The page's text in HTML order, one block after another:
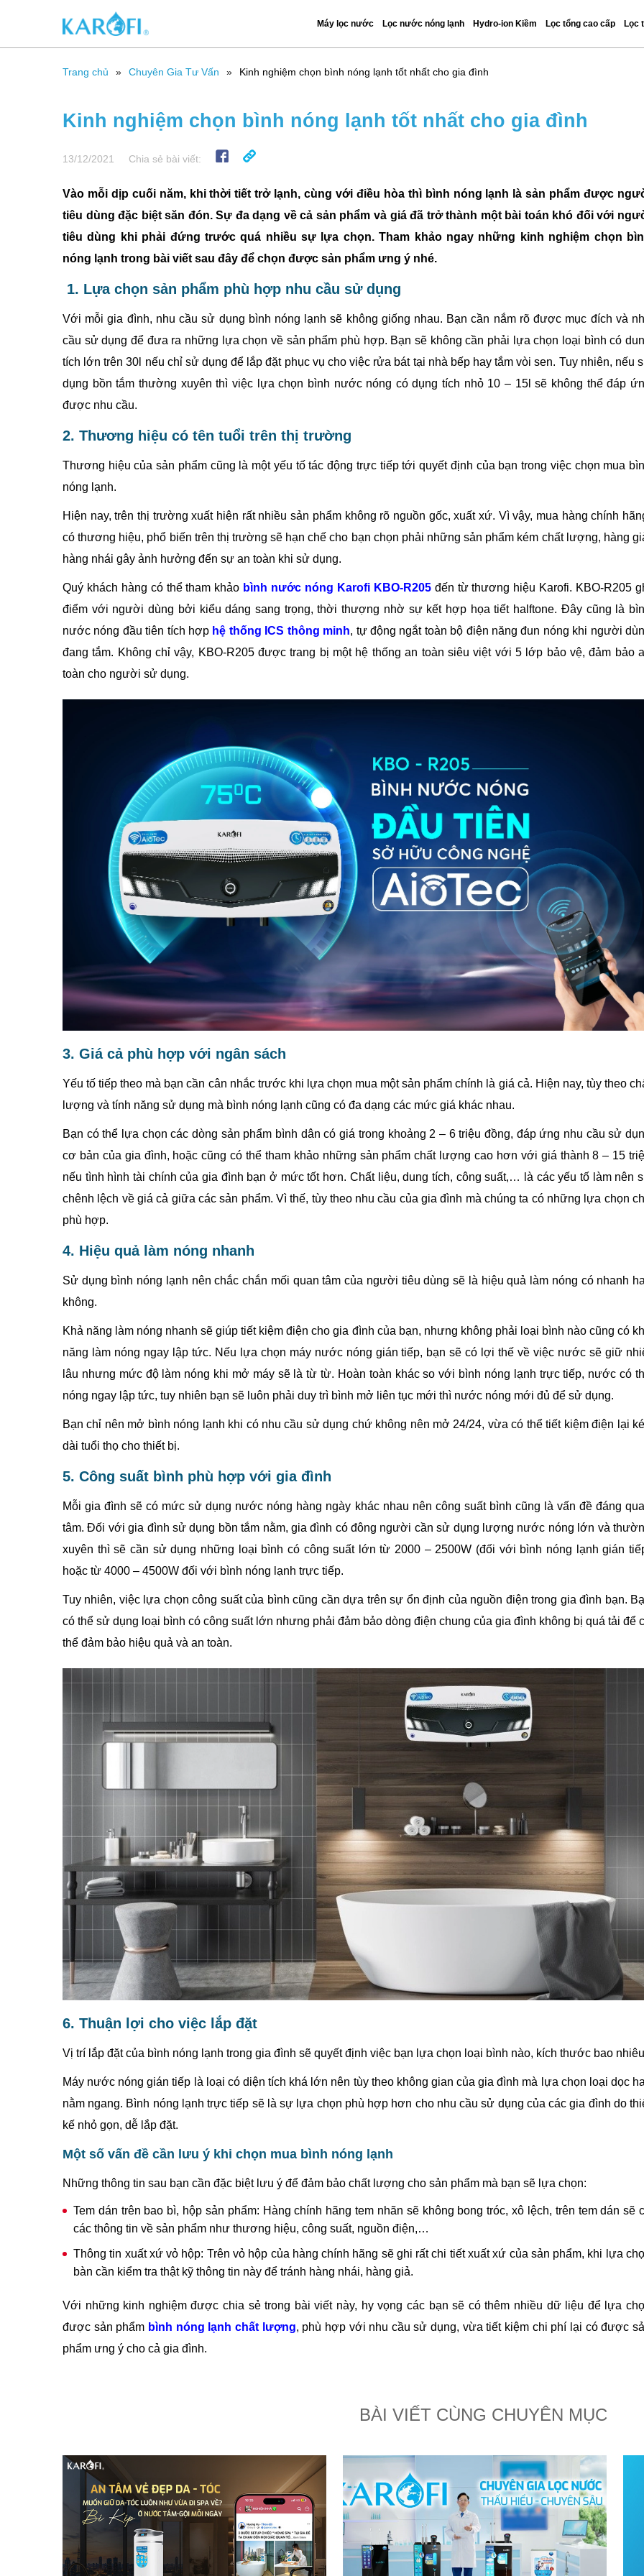
Máy lọc nước Lọc nước nóng lạnh Hydro-ion Kiềm Lọc tổng cao cấp Lọc
Trang chủ Chuyên Gia Tư Vấn Kinh nghiệm chọn bình nóng lạnh tốt nhất cho gia đình
Kinh nghiệm chọn bình nóng lạnh tốt nhất cho gia đình
13/12/2021 Chia sẻ bài viết:
Vào mỗi dịp cuối năm, khi thời tiết trở lạnh, cùng với điều hòa thì bình nóng lạnh là sản phẩm được
tiêu dùng đặc biệt săn đón. Sự đa dạng về cả sản phẩm và giá đã trở thành một bài toán khó đối với
tiêu dùng khi phải đứng trước quá nhiều sự lựa chọn. Tham khảo ngay những kinh nghiệm chọn
nóng lạnh trong bài viết sau đây để chọn được sản phẩm ưng ý nhé.
1. Lựa chọn sản phẩm phù hợp nhu cầu sử dụng
Với mỗi gia đình, nhu cầu sử dụng bình nóng lạnh sẽ không giống nhau. Bạn cần nắm rõ được mục đích và
cầu sử dụng để đưa ra những lựa chọn về sản phẩm phù hợp. Bạn sẽ không cần phải lựa chọn loại bình có
tích lớn trên 30l nếu chỉ sử dụng để lắp đặt phục vụ cho việc rửa bát tại nhà bếp hay tắm vòi sen. Tuy nhiên, nếu
dụng bồn tắm thường xuyên thì việc lựa chọn bình nước nóng có dụng tích nhỏ 10 – 15l sẽ không thể đáp
được nhu cầu.
2. Thương hiệu có tên tuổi trên thị trường
Thương hiệu của sản phẩm cũng là một yếu tố tác động trực tiếp tới quyết định của bạn trong việc chọn mua
nóng lạnh.
Hiện nay, trên thị trường xuất hiện rất nhiều sản phẩm không rõ nguồn gốc, xuất xứ. Vì vậy, mua hàng chính
có thương hiệu, phổ biến trên thị trường sẽ hạn chế cho bạn chọn phải những sản phẩm kém chất lượng, hàng
hàng nhái gây ảnh hưởng đến sự an toàn khi sử dụng.
Quý khách hàng có thể tham khảo bình nước nóng Karofi KBO-R205đến từ thương hiệu Karofi. KBO-R205
điểm với người dùng bởi kiểu dáng sang trọng, thời thượng nhờ sự kết hợp họa tiết halftone. Đây cũng là
nước nóng đầu tiên tích hợp hệ thống ICS thông minh, tự động ngắt toàn bộ điện năng đun nóng khi người
đang tắm. Không chỉ vậy, KBO-R205 được trang bị một hệ thống an toàn siêu việt với 5 lớp bảo vệ, đảm bảo
toàn cho người sử dụng.
3. Giá cả phù hợp với ngân sách
Yếu tố tiếp theo mà bạn cần cân nhắc trước khi lựa chọn mua một sản phẩm chính là giá cả. Hiện nay, tùy theo
lượng và tính năng sử dụng mà bình nóng lạnh cũng có đa dạng các mức giá khác nhau.
Bạn có thể lựa chọn các dòng sản phẩm bình dân có giá trong khoảng 2 – 6 triệu đồng, đáp ứng nhu cầu sử
cơ bản của gia đình, hoặc cũng có thể tham khảo những sản phẩm chất lượng cao hơn với giá thành 8 – 15
nếu tình hình tài chính của gia đình bạn ở mức tốt hơn. Chất liệu, dung tích, công suất,… là các yếu tố làm nên
chênh lệch về giá cả giữa các sản phẩm. Vì thế, tùy theo nhu cầu của gia đình mà chúng ta có những lựa chọn
phù hợp.
4. Hiệu quả làm nóng nhanh
Sử dụng bình nóng lạnh nên chắc chắn mối quan tâm của người tiêu dùng sẽ là hiệu quả làm nóng có nhanh
không.
Khả năng làm nóng nhanh sẽ giúp tiết kiệm điện cho gia đình của bạn, nhưng không phải loại bình nào cũng có
năng làm nóng ngay lập tức. Nếu lựa chọn máy nước nóng gián tiếp, bạn sẽ có lợi thế về việc nước sẽ giữ
lâu nhưng mức độ làm nóng khi mở máy sẽ là từ từ. Hoàn toàn khác so với bình nóng lạnh trực tiếp, nước có
nóng ngay lập tức, tuy nhiên bạn sẽ luôn phải duy trì bình mở liên tục mới thì nước nóng mới đủ để sử dụng.
Bạn chỉ nên mở bình nóng lạnh khi có nhu cầu sử dụng chứ không nên mở 24/24, vừa có thể tiết kiệm điện lại
dài tuổi thọ cho thiết bị.
5. Công suất bình phù hợp với gia đình
Mỗi gia đình sẽ có mức sử dụng nước nóng hàng ngày khác nhau nên công suất bình cũng là vấn đề đáng
tâm. Đối với gia đình sử dụng bồn tắm nằm, gia đình có đông người cần sử dụng lượng nước nóng lớn và
xuyên thì sẽ cần sử dụng những loại bình có công suất lớn từ 2000 – 2500W (đối với bình nóng lạnh gián
hoặc từ 4000 – 4500W đối với bình nóng lạnh trực tiếp.
Tuy nhiên, việc lựa chọn công suất của bình cũng cần dựa trên sự ổn định của nguồn điện trong gia đình bạn.
có thể sử dụng loại bình có công suất lớn nhưng phải đảm bảo dòng điện chung của gia đình không bị quá tải để
thể đảm bảo hiệu quả và an toàn.
6. Thuận lợi cho việc lắp đặt
Vị trí lắp đặt của bình nóng lạnh trong gia đình sẽ quyết định việc bạn lựa chọn loại bình nào, kích thước bao
Máy nước nóng gián tiếp là loại có diện tích khá lớn nên tùy theo không gian của gia đình mà lựa chọn loại dọc
nằm ngang. Bình nóng lạnh trực tiếp sẽ là sự lựa chọn phù hợp hơn cho nhu cầu sử dụng của các gia đình do
kế nhỏ gọn, dễ lắp đặt.
Một số vấn đề cần lưu ý khi chọn mua bình nóng lạnh
Những thông tin sau bạn cần đặc biệt lưu ý để đảm bảo chất lượng cho sản phẩm mà bạn sẽ lựa chọn:
Tem dán trên bao bì, hộp sản phẩm: Hàng chính hãng tem nhãn sẽ không bong tróc, xô lệch, trên tem dán sẽ
các thông tin về sản phẩm như thương hiệu, công suất, nguồn điện,…
Thông tin xuất xứ vỏ hộp: Trên vỏ hộp của hàng chính hãng sẽ ghi rất chi tiết xuất xứ của sản phẩm, khi lựa
bàn cần kiểm tra thật kỹ thông tin này để tránh hàng nhái, hàng giả.
Với những kinh nghiệm được chia sẻ trong bài viết này, hy vọng các bạn sẽ có thêm nhiều dữ liệu để lựa
được sản phẩm bình nóng lạnh chất lượng, phù hợp với nhu cầu sử dụng, vừa tiết kiệm chi phí lại có được
phẩm ưng ý cho cả gia đình.
BÀI VIẾT CÙNG CHUYÊN MỤC